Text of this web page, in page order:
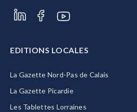
EDITIONS LOCALES
La Gazette Nord-Pas de Calais
La Gazette Picardie
Les Tablettes Lorraines